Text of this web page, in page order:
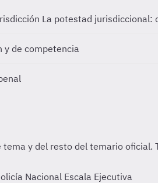
La potestad jurisdiccional:
y de competencia
Nacional Escala Ejecutiva